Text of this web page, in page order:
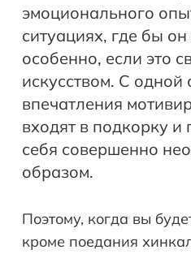
эмоционального
ситуациях, где бы
особенно, если это
искусством. С одной
впечатления
входят в подкорку
себя совершенно
образом.
Поэтому, когда вы
кроме поедания